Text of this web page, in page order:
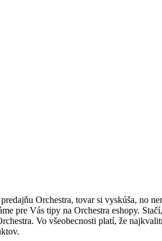
Orchestra, tovar si vyskúša, no
pre Vás tipy na Orchestra eshopy.
Vo všeobecnosti platí, že